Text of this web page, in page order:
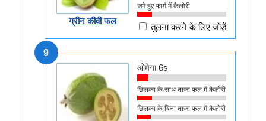
ग्रीन कीवी फल
जमे हुए फार्म में कैलोरी
तुलना करने के लिए जोड़ें
9
ओमेगा 6s
छिलका के साथ ताजा फल में कैलोरी
छिलका के बिना ताजा फल में कैलोरी